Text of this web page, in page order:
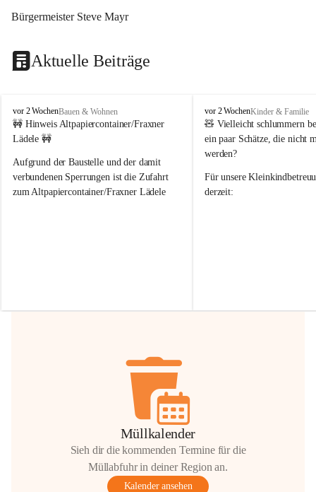
Bürgermeister Steve Mayr
Aktuelle Beiträge
F
r
a
e
r
n
vor 2 WochenBauen & Wohnen
🚧 Hinweis Altpapiercontainer/Fraxner
Lädele 🚧
Aufgrund der Baustelle und der damit
verbundenen Sperrungen ist die Zufahrt
zum Altpapiercontainer/Fraxner Lädele
Hilfsbereitschaft!
F
r
a
x
r
n
vor 2 WochenKinder & Familie
🧸 Vielleicht schlummern
ein paar Schätze, die nicht
werden?
Für unsere
derzeit:
Müllkalender
Sieh dir die kommenden Termine für die
Müllabfuhr in deiner Region an.
Kalender ansehen